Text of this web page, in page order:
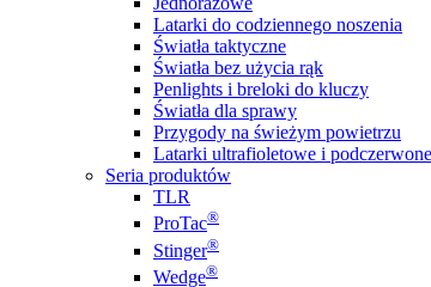
Latarki do codziennego noszenia
Światła taktyczne
Światła bez użycia rąk
Penlights i breloki do kluczy
Światła dla sprawy
Przygody na świeżym powietrzu
Latarki ultrafioletowe i podczerwone
Seria produktów
TLR
ProTac®
Stinger®
Wedge®